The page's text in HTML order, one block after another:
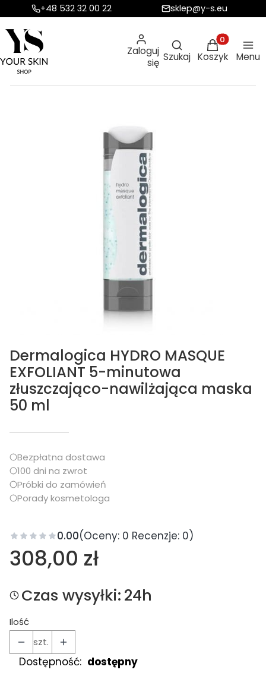
+48 532 32 00 22 sklep@y-s.eu
Zaloguj
się
Otwórz
Szukaj
Produkty w
Koszyk Menu
Dermalogica HYDRO MASQUE
EXFOLIANT 5-minutowa
złuszczająco-nawilżająca maska
50 ml
Bezpłatna dostawa
100 dni na zwrot
Próbki do zamówień
Porady kosmetologa
0.00(Oceny: 0 Recenzje: 0)
Cena
308,00 zł
Czas wysyłki:24h
Ilość
szt.
Dostępność: dostępny